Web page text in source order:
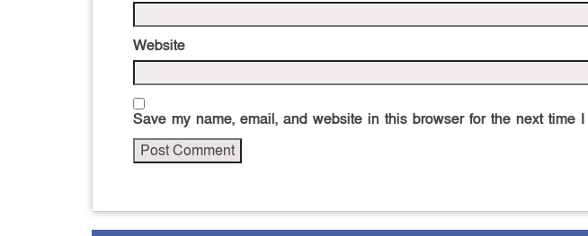
Website
Save my name, email, and website in this browser for the next time I